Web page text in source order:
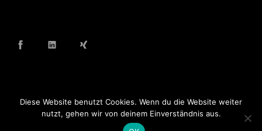
© COPYRIGHT WOLF ORTLINGHAUS 2016
Diese Website benutzt Cookies. Wenn du die Website weiter
nutzt, gehen wir von deinem Einverständnis aus.